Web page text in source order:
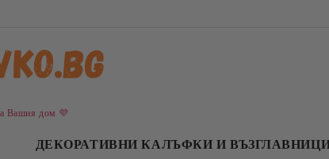
Вашия дом 💜
ДЕКОРАТИВНИ КАЛЪФКИ И